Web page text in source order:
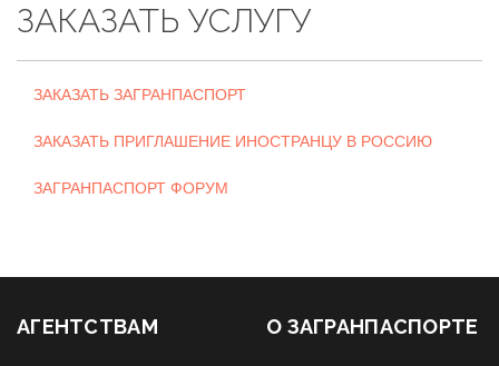
ЗАКАЗАТЬ УСЛУГУ
ЗАКАЗАТЬ ЗАГРАНПАСПОРТ
ЗАКАЗАТЬ ПРИГЛАШЕНИЕ ИНОСТРАНЦУ В РОССИЮ
ЗАГРАНПАСПОРТ ФОРУМ
АГЕНТСТВАМ О ЗАГРАНПАСПОРТЕ